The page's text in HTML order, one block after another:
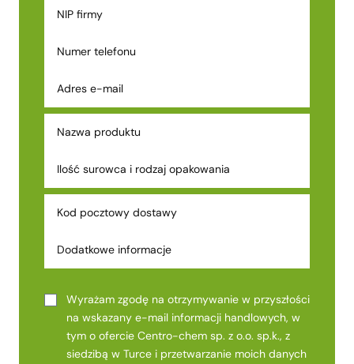
Wyrażam zgodę na otrzymywanie w przyszłości
na wskazany e-mail informacji handlowych, w
tym o ofercie Centro-chem sp. z o.o. sp.k., z
siedzibą w Turce i przetwarzanie moich danych